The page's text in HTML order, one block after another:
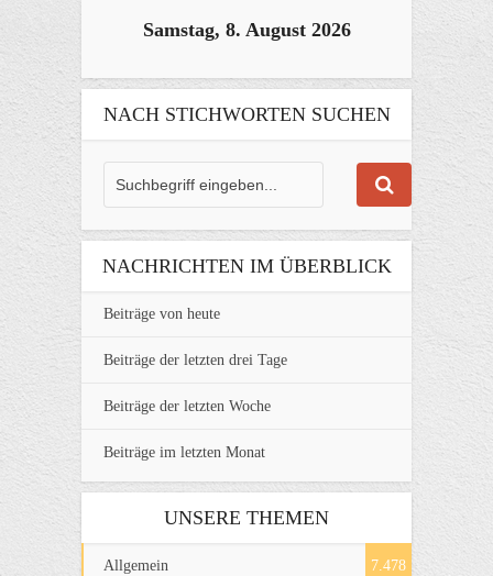
Samstag, 8. August 2026
NACH STICHWORTEN SUCHEN
NACHRICHTEN IM ÜBERBLICK
Beiträge von heute
Beiträge der letzten drei Tage
Beiträge der letzten Woche
Beiträge im letzten Monat
UNSERE THEMEN
Allgemein 7.478